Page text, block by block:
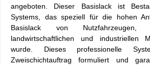
angeboten. Dieser Basislack ist
Systems, das speziell für die hohen
Basislack von Nutzfahrzeugen,
landwirtschaftlichen und industriellen
wurde. Dieses professionelle
Zweischichtauftrag formuliert und